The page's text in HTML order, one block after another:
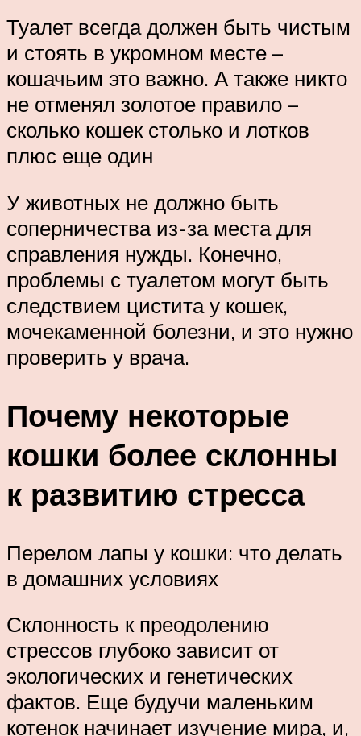
Туалет всегда должен быть чистым
и стоять в укромном месте –
кошачьим это важно. А также никто
не отменял золотое правило –
сколько кошек столько и лотков
плюс еще один
У животных не должно быть
соперничества из-за места для
справления нужды. Конечно,
проблемы с туалетом могут быть
следствием цистита у кошек,
мочекаменной болезни, и это нужно
проверить у врача.
Почему некоторые
кошки более склонны
к развитию стресса
Перелом лапы у кошки: что делать
в домашних условиях
Склонность к преодолению
стрессов глубоко зависит от
экологических и генетических
фактов. Еще будучи маленьким
котенок начинает изучение мира, и,